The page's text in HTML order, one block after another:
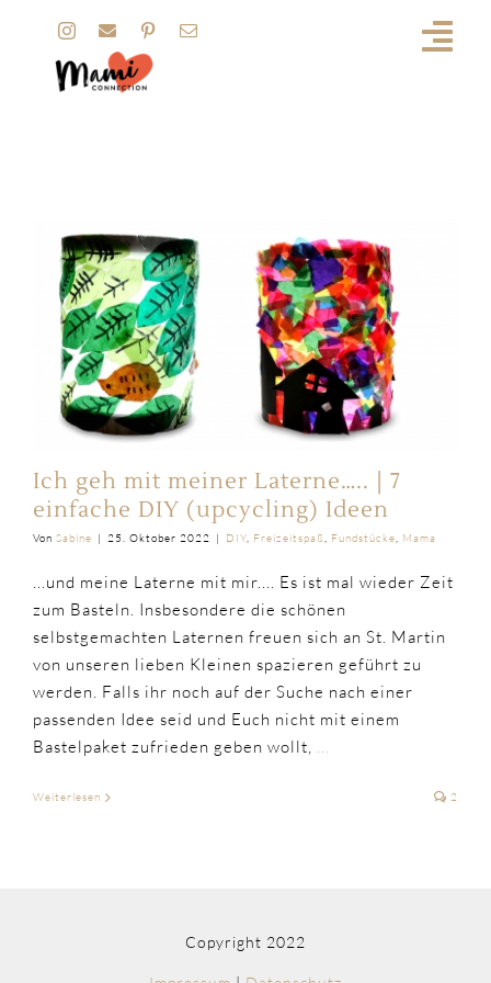
springen
Ich geh mit meiner Laterne….. | 7
einfache DIY (upcycling) Ideen
Von Sabine | 25. Oktober 2022 | DIY, Freizeitspaß, Fundstücke, Mama
...und meine Laterne mit mir.... Es ist mal wieder Zeit
zum Basteln. Insbesondere die schönen
selbstgemachten Laternen freuen sich an St. Martin
von unseren lieben Kleinen spazieren geführt zu
werden. Falls ihr noch auf der Suche nach einer
passenden Idee seid und Euch nicht mit einem
Bastelpaket zufrieden geben wollt, ...
Weiterlesen 2
Copyright 2022